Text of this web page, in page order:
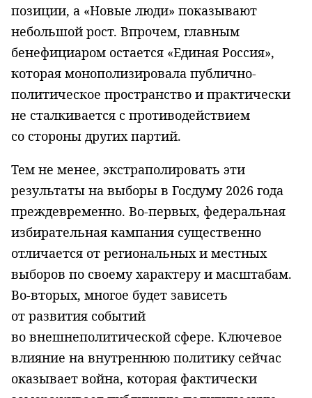
позиции, а «Новые люди» показывают
небольшой рост. Впрочем, главным
бенефициаром остается «Единая Россия»,
которая монополизировала публично-
политическое пространство и практически
не сталкивается с противодействием
со стороны других партий.
Тем не менее, экстраполировать эти
результаты на выборы в Госдуму 2026 года
преждевременно. Во-первых, федеральная
избирательная кампания существенно
отличается от региональных и местных
выборов по своему характеру и масштабам.
Во-вторых, многое будет зависеть
от развития событий
во внешнеполитической сфере. Ключевое
влияние на внутреннюю политику сейчас
оказывает война, которая фактически